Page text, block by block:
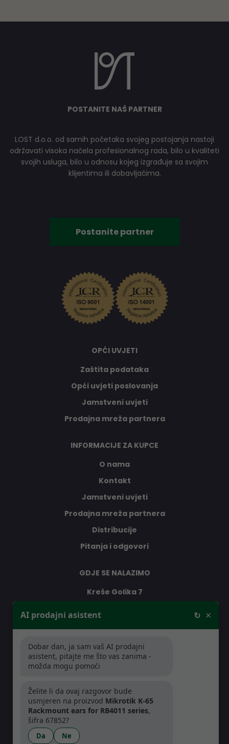
POSTANITE NAŠ PARTNER
LOST d.o.o. od samih početaka svojeg postojanja nastoji
održavati visoka načela profesionalnog rada, bilo u kvaliteti
svojih usluga, bilo u odnosu kojeg izgrađuje sa svojim
klijentima ili dobavljačima.
Postanite partner
OPĆI UVJETI
Zaštita podataka
Opći uvjeti poslovanja
Jamstveni uvjeti
Prodajna mreža partnera
INFORMACIJE ZA KUPCE
O nama
Kontakt
Jamstveni uvjeti
Prodajna mreža partnera
Distribucije
Pitanja i odgovori
GDJE SE NALAZIMO
Kreše Golika 7
RADNO VRIJEME
Pon-Čet: 08:30 - 16:30h
Pet: 08:30 - 16:00h
AI prodajni asistent ↻ ×
Dobar dan, ja sam vaš AI prodajni
asistent, pitajte me što vas zanima -
možda mogu pomoći
Želite li da ovaj razgovor bude
usmjeren na proizvod Mikrotik K-65
Rackmount ears for RB4011 series,
šifra 67852?
Da Ne